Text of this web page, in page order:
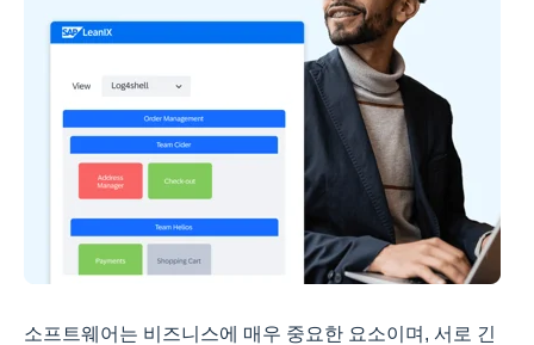
소프트웨어는 비즈니스에 매우 중요한 요소이며, 서로 긴